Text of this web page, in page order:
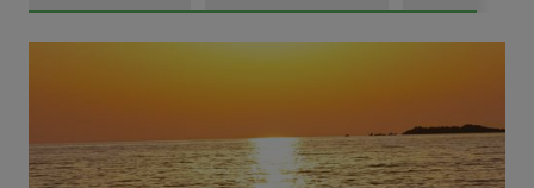
Die schönsten Sommermomente gesucht